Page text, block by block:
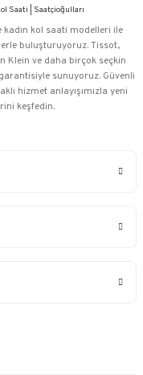
kol saati modelleri ile
buluşturuyoruz. Tissot,
Klein ve daha birçok seçkin
sunuyoruz. Güvenli
hizmet anlayışımızla yeni
keşfedin.